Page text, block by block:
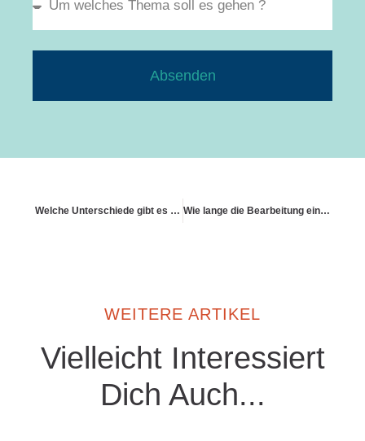
Absenden
Welche Unterschiede gibt es bei Alt- und Neubauten? Wie lange die Bearbeitung eines Standardschadens dauert
WEITERE ARTIKEL
Vielleicht Interessiert
Dich Auch...